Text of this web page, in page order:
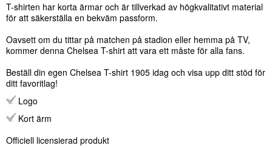
T-shirten har korta ärmar och är tillverkad av högkvalitativt material
för att säkerställa en bekväm passform.
Oavsett om du tittar på matchen på stadion eller hemma på TV,
kommer denna Chelsea T-shirt att vara ett måste för alla fans.
Beställ din egen Chelsea T-shirt 1905 idag och visa upp ditt stöd för
ditt favoritlag!
Logo
Kort ärm
Officiell licensierad produkt